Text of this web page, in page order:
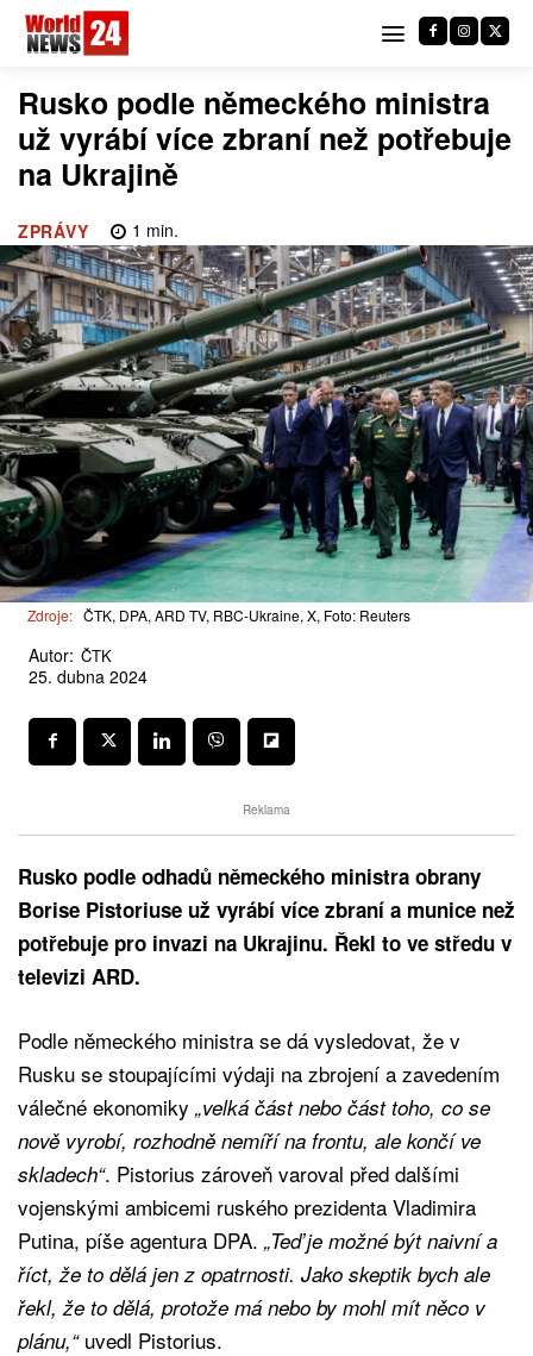
Rusko podle německého ministra
už vyrábí více zbraní než potřebuje
na Ukrajině
ZPRÁVY 1 min.
Zdroje: ČTK, DPA, ARD TV, RBC-Ukraine, X, Foto: Reuters
Autor: ČTK
25. dubna 2024
Reklama
Rusko podle odhadů německého ministra obrany
Borise Pistoriuse už vyrábí více zbraní a munice než
potřebuje pro invazi na Ukrajinu. Řekl to ve středu v
televizi ARD.
Podle německého ministra se dá vysledovat, že v
Rusku se stoupajícími výdaji na zbrojení a zavedením
válečné ekonomiky „velká část nebo část toho, co se
nově vyrobí, rozhodně nemíří na frontu, ale končí ve
skladech“. Pistorius zároveň varoval před dalšími
vojenskými ambicemi ruského prezidenta Vladimira
Putina, píše agentura DPA. „Teď je možné být naivní a
říct, že to dělá jen z opatrnosti. Jako skeptik bych ale
řekl, že to dělá, protože má nebo by mohl mít něco v
plánu,“uvedl Pistorius.